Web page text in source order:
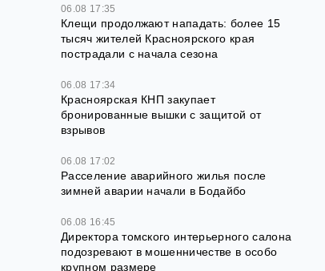
06.08 17:35
Клещи продолжают нападать: более 15
тысяч жителей Красноярского края
пострадали с начала сезона
06.08 17:34
Красноярская КНП закупает
бронированные вышки с защитой от
взрывов
06.08 17:02
Расселение аварийного жилья после
зимней аварии начали в Бодайбо
06.08 16:45
Директора томского интерьерного салона
подозревают в мошенничестве в особо
крупном размере